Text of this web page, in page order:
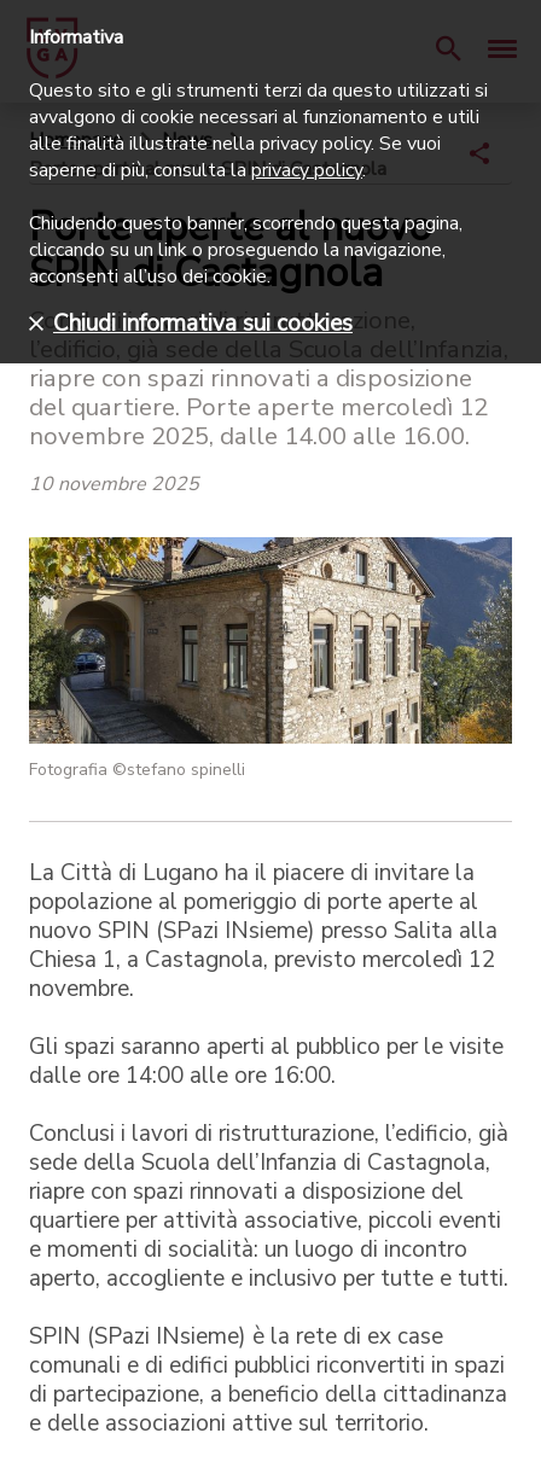
Homepage
News
Porte aperte al nuovo SPIN di Castagnola
Porte aperte al nuovo
SPIN di Castagnola
Conclusi i lavori di ristrutturazione,
l’edificio, già sede della Scuola dell’Infanzia,
riapre con spazi rinnovati a disposizione
del quartiere. Porte aperte mercoledì 12
novembre 2025, dalle 14.00 alle 16.00.
10 novembre 2025
Fotografia ©stefano spinelli
La Città di Lugano ha il piacere di invitare la
popolazione al pomeriggio di porte aperte al
nuovo SPIN (SPazi INsieme) presso Salita alla
Chiesa 1, a Castagnola, previsto mercoledì 12
novembre.
Gli spazi saranno aperti al pubblico per le visite
dalle ore 14:00 alle ore 16:00.
Conclusi i lavori di ristrutturazione, l’edificio, già
sede della Scuola dell’Infanzia di Castagnola,
riapre con spazi rinnovati a disposizione del
quartiere per attività associative, piccoli eventi
e momenti di socialità: un luogo di incontro
aperto, accogliente e inclusivo per tutte e tutti.
SPIN (SPazi INsieme) è la rete di ex case
comunali e di edifici pubblici riconvertiti in spazi
di partecipazione, a beneficio della cittadinanza
e delle associazioni attive sul territorio.
Informativa
Questo sito e gli strumenti terzi da questo utilizzati si
avvalgono di cookie necessari al funzionamento e utili
alle finalità illustrate nella privacy policy. Se vuoi
saperne di più, consulta laprivacy policy.
Chiudendo questo banner, scorrendo questa pagina,
cliccando su un link o proseguendo la navigazione,
acconsenti all’uso dei cookie.
Chiudi informativa sui cookies